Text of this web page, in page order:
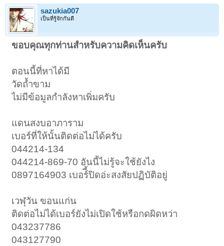
sazukia007
เป็นที่รู้จักกันดี
ขอบคุณทุกท่านสำหรับความคิดเห็นครับ
ตอนนี้ที่หาได้มี
วัดถ้ำขาม
ไม่มีข้อมูลกำลังหาเพิ่มครับ
แดนสงบอาภาราม
เบอร์ที่ให้นั้นติดต่อไม่ได้ครับ
044214-134
044214-869-70 อันนี้ไม่รู้จะใช้ยังไง
0897164903 เบอร์ี้ปิดอ่ะสงสัยปฏิบัติอยู่
เวฬุวัน ขอนแก่น
ติดต่อไม่ได้เบอร์ยังไม่เปิดใช้หรือกดผิดหว่า
043237786
043127790